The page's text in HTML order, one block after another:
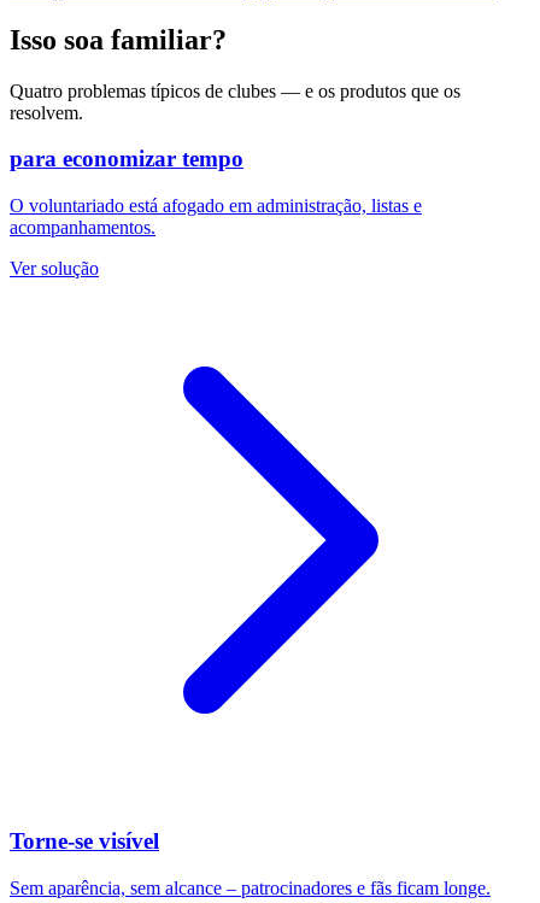
Isso soa familiar?
Quatro problemas típicos de clubes — e os produtos que os
resolvem.
para economizar tempo
O voluntariado está afogado em administração, listas e
acompanhamentos.
Ver solução
Torne-se visível
Sem aparência, sem alcance – patrocinadores e fãs ficam longe.